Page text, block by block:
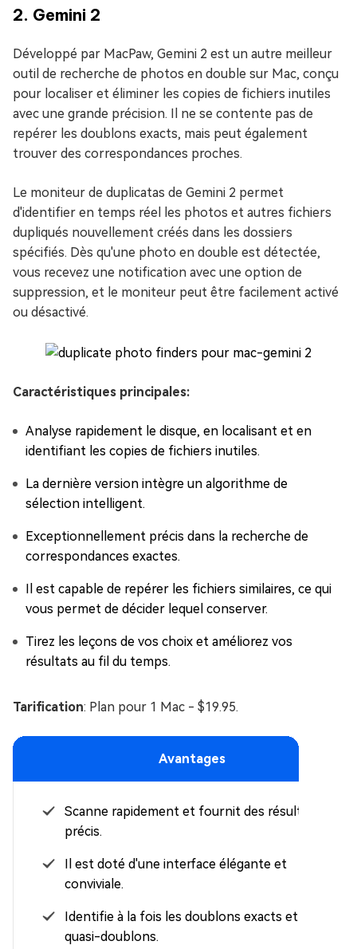
2. Gemini 2
Développé par MacPaw, Gemini 2 est un autre meilleur
outil de recherche de photos en double sur Mac, conçu
pour localiser et éliminer les copies de fichiers inutiles
avec une grande précision. Il ne se contente pas de
repérer les doublons exacts, mais peut également
trouver des correspondances proches.
Le moniteur de duplicatas de Gemini 2 permet
d'identifier en temps réel les photos et autres fichiers
dupliqués nouvellement créés dans les dossiers
spécifiés. Dès qu'une photo en double est détectée,
vous recevez une notification avec une option de
suppression, et le moniteur peut être facilement activé
ou désactivé.
Caractéristiques principales:
Analyse rapidement le disque, en localisant et en
identifiant les copies de fichiers inutiles.
La dernière version intègre un algorithme de
sélection intelligent.
Exceptionnellement précis dans la recherche de
correspondances exactes.
Il est capable de repérer les fichiers similaires, ce qui
vous permet de décider lequel conserver.
Tirez les leçons de vos choix et améliorez vos
résultats au fil du temps.
Tarification: Plan pour 1 Mac - $19.95.
Avantages
Scanne rapidement et fournit des résultats
précis.
Il est doté d'une interface élégante et
conviviale.
Identifie à la fois les doublons exacts et les
quasi-doublons.